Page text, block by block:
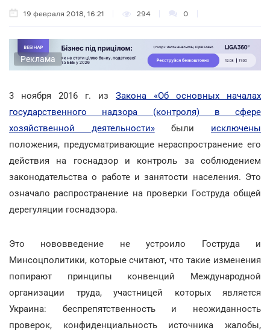
19 февраля 2018, 16:21 294 0
Реклама
3 ноября 2016 г. из Закона «Об основных началах
государственного надзора (контроля) в сфере
хозяйственной деятельности»были исключены
положения, предусматривающие нераспространение его
действия на госнадзор и контроль за соблюдением
законодательства о работе и занятости населения. Это
означало распространение на проверки Гоструда общей
дерегуляции госнадзора.
Это нововведение не устроило Гоструда и
Минсоцполитики, которые считают, что такие изменения
попирают принципы конвенций Международной
организации труда, участницей которых является
Украина: беспрепятственность и неожиданность
проверок, конфиденциальность источника жалобы,